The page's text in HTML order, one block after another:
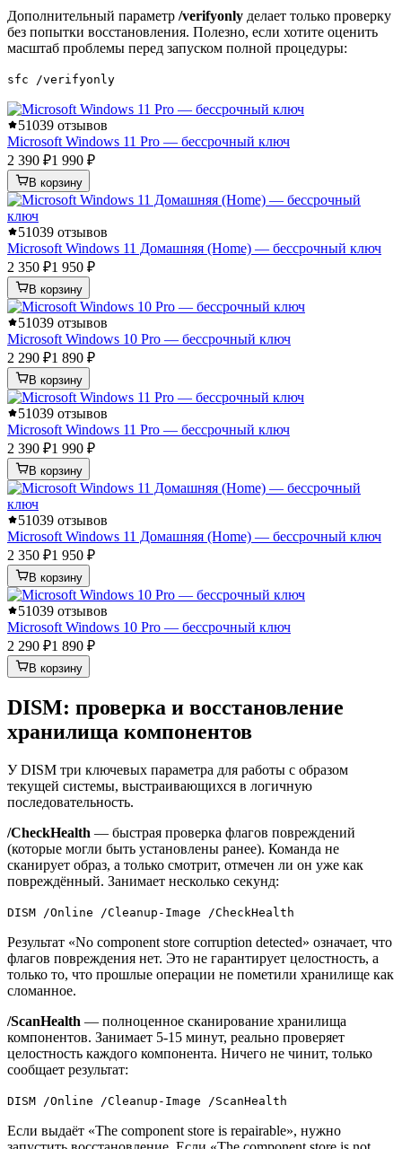
Дополнительный параметр /verifyonly делает только проверку
без попытки восстановления. Полезно, если хотите оценить
масштаб проблемы перед запуском полной процедуры:
sfc /verifyonly
51039 отзывов
Microsoft Windows 11 Pro — бессрочный ключ
2 390 ₽1 990 ₽
В корзину
51039 отзывов
Microsoft Windows 11 Домашняя (Home) — бессрочный ключ
2 350 ₽1 950 ₽
В корзину
51039 отзывов
Microsoft Windows 10 Pro — бессрочный ключ
2 290 ₽1 890 ₽
В корзину
51039 отзывов
Microsoft Windows 11 Pro — бессрочный ключ
2 390 ₽1 990 ₽
В корзину
51039 отзывов
Microsoft Windows 11 Домашняя (Home) — бессрочный ключ
2 350 ₽1 950 ₽
В корзину
51039 отзывов
Microsoft Windows 10 Pro — бессрочный ключ
2 290 ₽1 890 ₽
В корзину
DISM: проверка и восстановление
хранилища компонентов
У DISM три ключевых параметра для работы с образом
текущей системы, выстраивающихся в логичную
последовательность.
/CheckHealth — быстрая проверка флагов повреждений
(которые могли быть установлены ранее). Команда не
сканирует образ, а только смотрит, отмечен ли он уже как
повреждённый. Занимает несколько секунд:
DISM /Online /Cleanup-Image /CheckHealth
Результат «No component store corruption detected» означает, что
флагов повреждения нет. Это не гарантирует целостность, а
только то, что прошлые операции не пометили хранилище как
сломанное.
/ScanHealth — полноценное сканирование хранилища
компонентов. Занимает 5-15 минут, реально проверяет
целостность каждого компонента. Ничего не чинит, только
сообщает результат:
DISM /Online /Cleanup-Image /ScanHealth
Если выдаёт «The component store is repairable», нужно